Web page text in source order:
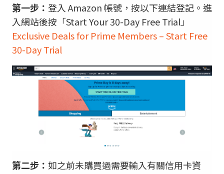
第一步： 登入 Amazon 帳號，按以下連結登記。進
入網站後按「Start Your 30-Day Free Trial」
Exclusive Deals for Prime Members – Start Free
30-Day Trial
第二步： 如之前未購買過需要輸入有關信用卡資